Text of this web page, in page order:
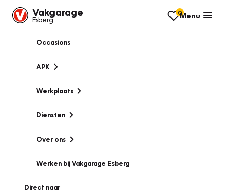
Vakgarage
Esberg
0Menu
Occasions
APK
Werkplaats
Diensten
Over ons
Werken bij Vakgarage Esberg
Direct naar